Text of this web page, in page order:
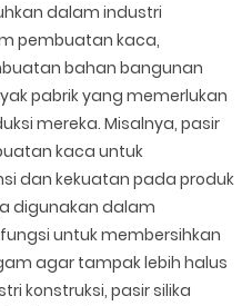
dalam industri
pembuatan kaca,
bahan bangunan
pabrik yang memerlukan
mereka. Misalnya, pasir
kaca untuk
dan kekuatan pada produk
digunakan dalam
untuk membersihkan
agar tampak lebih halus
konstruksi, pasir silika